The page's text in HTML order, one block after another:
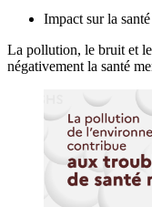
Impact sur la santé
La pollution, le bruit et
négativement la santé